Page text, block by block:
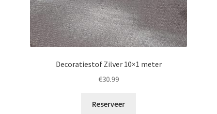
Decoratiestof Zilver 10×1 meter
€30.99
Reserveer